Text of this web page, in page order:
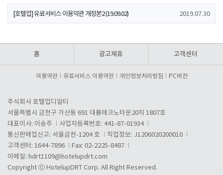
[호텔업] 유료서비스 이용약관 개정본2 (19.09.02) 2019.07.30
홈 광고제휴 고객센터
이용약관 유료서비스 이용약관 개인정보처리방침 PC버전
주식회사 호텔업디알티
서울특별시 금천구 가산동 691 대륭테크노타운20차 1807호
대표이사: 이송주
사업자등록번호: 441-87-01934
통신판매업신고: 서울금천-1204 호
직업정보: J1206020200010
고객센터: 1644-7896
Fax: 02-2225-8487
이메일: hdrt1109@hotelupdrt.com
Copyright ⓒ HotelupDRT Corp. All Right Reserved.